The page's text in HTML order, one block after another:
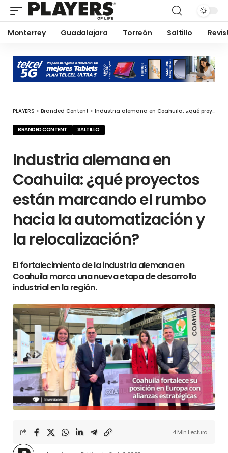
Monterrey Guadalajara Torreón Saltillo
PLAYERS > Branded Content > Industria alemana en Coahuila: ¿qué proyectos están marcando el rumbo hacia la automatización y la relocalización?
BRANDED CONTENT SALTILLO
Industria alemana en
Coahuila: ¿qué proyectos
están marcando el rumbo
hacia la automatización y
la relocalización?
El fortalecimiento de la industria alemana en
Coahuila marca una nueva etapa de desarrollo
industrial en la región.
4 Min Lectura